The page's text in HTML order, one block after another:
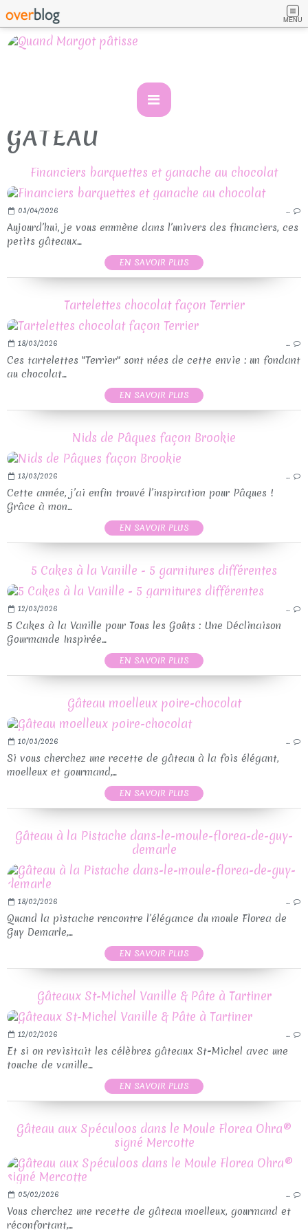
MENU
GATEAU
Financiers barquettes et ganache au chocolat
03/04/2026 …
Aujourd’hui, je vous emmène dans l’univers des financiers, ces
petits gâteaux...
EN SAVOIR PLUS
Tartelettes chocolat façon Terrier
18/03/2026 …
Ces tartelettes "Terrier" sont nées de cette envie : un fondant
au chocolat...
EN SAVOIR PLUS
Nids de Pâques façon Brookie
13/03/2026 …
Cette année, j’ai enfin trouvé l’inspiration pour Pâques !
Grâce à mon...
EN SAVOIR PLUS
5 Cakes à la Vanille - 5 garnitures différentes
12/03/2026 …
5 Cakes à la Vanille pour Tous les Goûts : Une Déclinaison
Gourmande Inspirée...
EN SAVOIR PLUS
Gâteau moelleux poire-chocolat
10/03/2026 …
Si vous cherchez une recette de gâteau à la fois élégant,
moelleux et gourmand,...
EN SAVOIR PLUS
Gâteau à la Pistache dans-le-moule-florea-de-guy-
demarle
18/02/2026 …
Quand la pistache rencontre l’élégance du moule Florea de
Guy Demarle,...
EN SAVOIR PLUS
Gâteaux St-Michel Vanille & Pâte à Tartiner
12/02/2026 …
Et si on revisitait les célèbres gâteaux St-Michel avec une
touche de vanille...
EN SAVOIR PLUS
Gâteau aux Spéculoos dans le Moule Florea Ohra®
signé Mercotte
05/02/2026 …
Vous cherchez une recette de gâteau moelleux, gourmand et
réconfortant,...